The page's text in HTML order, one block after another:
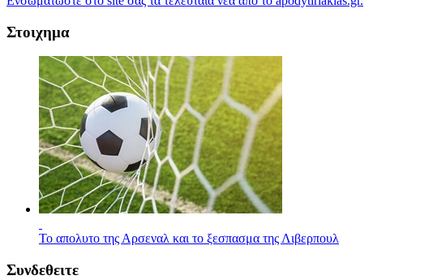
Στοιχημα
Το απολυτο της Αρσεναλ και το ξεσπασμα της Λιβερπουλ
Συνδεθειτε